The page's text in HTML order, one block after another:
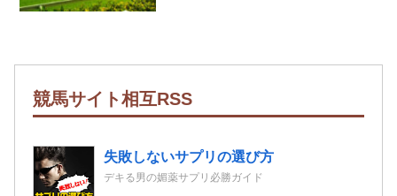
競馬サイト相互RSS
失敗しないサプリの選び方
デキる男の媚薬サプリ必勝ガイド